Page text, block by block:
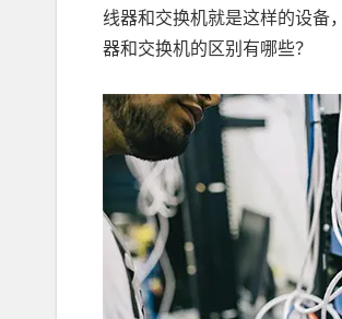
线器和交换机就是这样的设备
器和交换机的区别有哪些？